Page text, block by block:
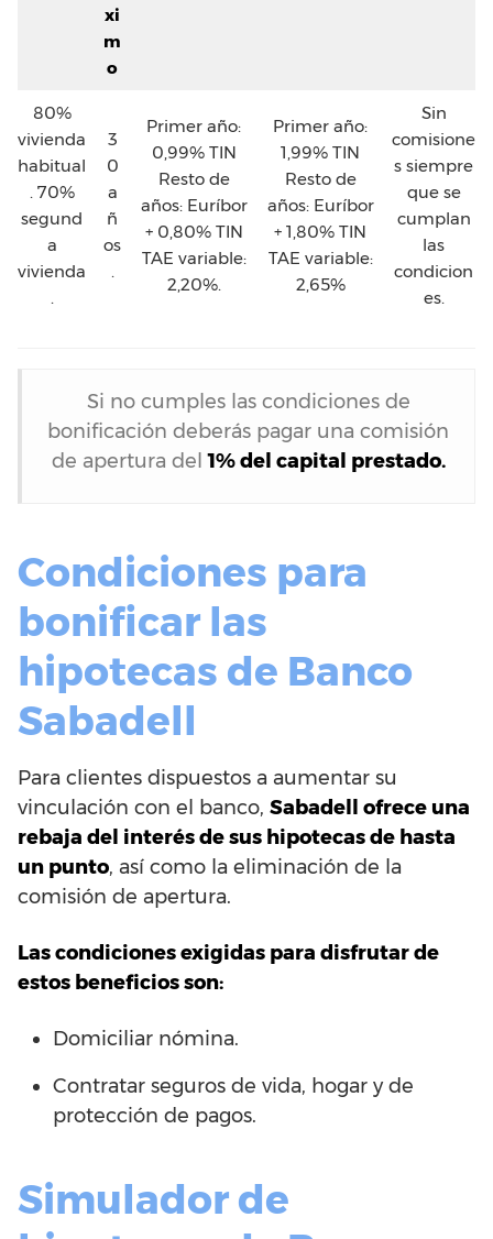
xi
m
o
80%
vivienda
habitual
. 70%
segund
a
vivienda
.
3
0
a
ñ
os
.
Primer año:
0,99% TIN
Resto de
años: Euríbor
+ 0,80% TIN
TAE variable:
2,20%.
Primer año:
1,99% TIN
Resto de
años: Euríbor
+ 1,80% TIN
TAE variable:
2,65%
Sin
comisione
s siempre
que se
cumplan
las
condicion
es.
Si no cumples las condiciones de
bonificación deberás pagar una comisión
de apertura del1% del capital prestado.
Condiciones para
bonificar las
hipotecas de Banco
Sabadell
Para clientes dispuestos a aumentar su
vinculación con el banco, Sabadell ofrece una
rebaja del interés de sus hipotecas de hasta
un punto, así como la eliminación de la
comisión de apertura.
Las condiciones exigidas para disfrutar de
estos beneficios son:
Domiciliar nómina.
Contratar seguros de vida, hogar y de
protección de pagos.
Simulador de